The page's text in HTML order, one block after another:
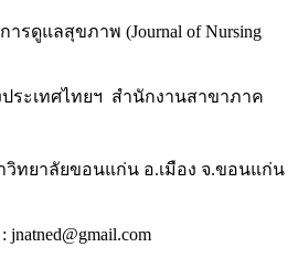
รดูแลสุขภาพ (Journal of Nursing
ระเทศไทยฯ สำนักงานสาขาภาค
ทยาลัยขอนแก่น อ.เมือง จ.ขอนแก่น